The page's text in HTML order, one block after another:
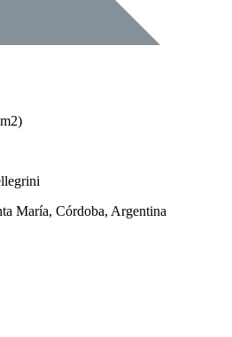
María, Córdoba, Argentina